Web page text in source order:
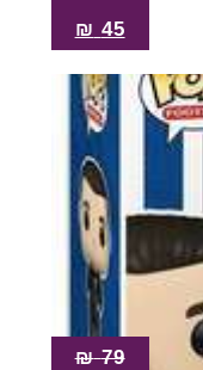
45
₪
79
₪